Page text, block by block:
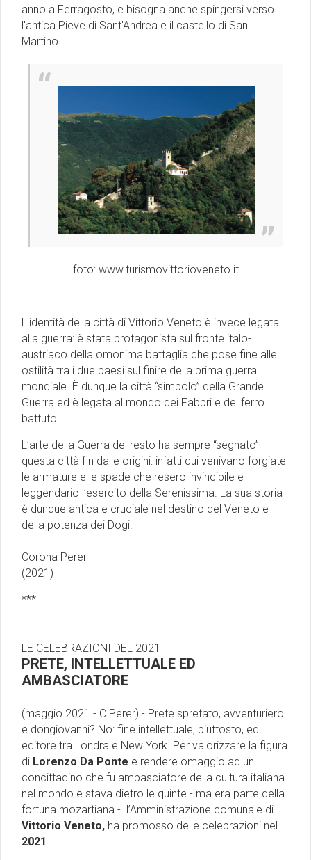
anno a Ferragosto, e bisogna anche spingersi verso
l'antica Pieve di Sant'Andrea e il castello di San
Martino.
foto: www.turismovittorioveneto.it
L'identità della città di Vittorio Veneto è invece legata
alla guerra: è stata protagonista sul fronte italo-
austriaco della omonima battaglia che pose fine alle
ostilità tra i due paesi sul finire della prima guerra
mondiale. È dunque la città “simbolo” della Grande
Guerra ed è legata al mondo dei Fabbri e del ferro
battuto.
L’arte della Guerra del resto ha sempre “segnato”
questa città fin dalle origini: infatti qui venivano forgiate
le armature e le spade che resero invincibile e
leggendario l’esercito della Serenissima. La sua storia
è dunque antica e cruciale nel destino del Veneto e
della potenza dei Dogi.
Corona Perer
(2021)
***
LE CELEBRAZIONI DEL 2021
PRETE, INTELLETTUALE ED
AMBASCIATORE
(maggio 2021 - C.Perer) - Prete spretato, avventuriero
e dongiovanni? No: fine intellettuale, piuttosto, ed
editore tra Londra e New York. Per valorizzare la figura
di Lorenzo Da Ponte e rendere omaggio ad un
concittadino che fu ambasciatore della cultura italiana
nel mondo e stava dietro le quinte - ma era parte della
fortuna mozartiana - l’Amministrazione comunale di
Vittorio Veneto, ha promosso delle celebrazioni nel
2021.